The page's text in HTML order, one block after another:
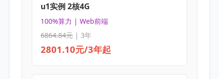
u1实例 2核4G
100%算力 | Web前端
6864.84元| 3年
2801.10元/3年起